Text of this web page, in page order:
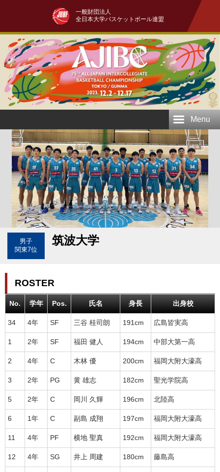
一般財団法人
全日本大学バスケットボール連盟
Menu
男子
関東7位
筑波大学
ROSTER
No. 学年 Pos. 氏名 身長 出身校
34 4年 SF 三谷 桂司朗 191cm 広島皆実高
1 2年 SF 福田 健人 194cm 中部大第一高
2 4年 C 木林 優 200cm 福岡大附大濠高
3 2年 PG 黄 雄志 182cm 聖光学院高
5 2年 C 岡川 久輝 196cm 北陸高
6 1年 C 副島 成翔 197cm 福岡大附大濠高
11 4年 PF 横地 聖真 192cm 福岡大附大濠高
12 4年 SG 井上 周建 180cm 藤島高